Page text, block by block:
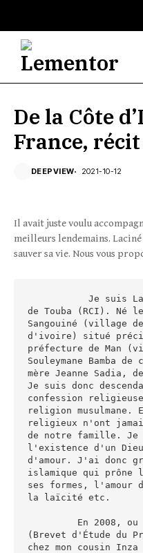
De la Côte
France,
DEEPVIEW 2021-10-12
Il avait juste voulu
meilleurs lendemains.
sauver sa vie. Nous vous
de Touba (RCI). Né
Sangouiné (village
d'ivoire) situé
préfecture de Man
Souleymane Bamba
mère Jeanne Sadia,
Je suis donc
confession
religion
religieux n'ont
de notre famille. Je
l'existence d'un
d'amour. J'ai donc
islamique qui prône
ses formes, l'amour
la laïcité etc.
(Brevet d'Étude du
chez mon cousin Inza